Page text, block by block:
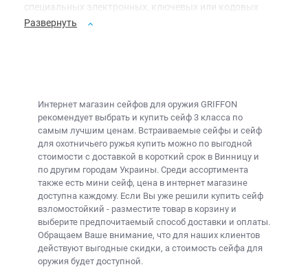
специальных электронных, ключевых или кодовых
механических замков высокой секретности и
дверки встроенных сейфов Griffon снимаются на время
монтажа. Сооружение такого домашнего или офисного
«хранилища» – процесс достаточно трудоемкий, ведь
такое изделие вмуровывают в стену дома раз навсегда!
В сейфах встроенных с кодовым замком, как правило,
сберегают ценные документы, деньги, фамильные
драгоценности, тогда как еще один, «видимый» для
потенциальных грабителей сейф служит скорее
приманкой, отвлекающей их внимание. Прежде чем
купить встраиваемый сейф
стоит грамотно всё
Развернуть
Интернет магазин сейфов для оружия GRIFFON
рекомендует выбрать и купить сейф 3 класса по
самым лучшим ценам. Встраиваемые сейфы и сейф
для охотничьего ружья купить можно по выгодной
стоимости с доставкой в короткий срок в Винницу и
по другим городам Украины. Среди ассортимента
также есть мини сейф, цена в интернет магазине
доступна каждому. Если Вы уже решили купить сейф
взломостойкий - разместите товар в корзину и
выберите предпочитаемый способ доставки и оплаты.
Обращаем Ваше внимание, что для наших клиентов
действуют выгодные скидки, а стоимость сейфа для
оружия будет доступной.